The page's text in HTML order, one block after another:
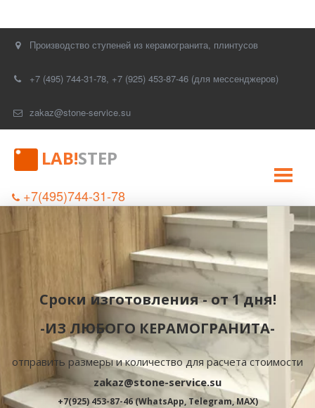
Производство ступеней из керамогранита, плинтусов
+7 (495) 744-31-78, +7 (925) 453-87-46 (для мессенджеров)
zakaz@stone-service.su
LAB!STEP
+7(495)744-31-78
Сроки изготовления - от 1 дня!
-ИЗ ЛЮБОГО КЕРАМОГРАНИТА-
отправить размеры и количество для расчета стоимости
zakaz@stone-service.su
+7(925) 453-87-46 (WhatsApp, Telegram, MAX)